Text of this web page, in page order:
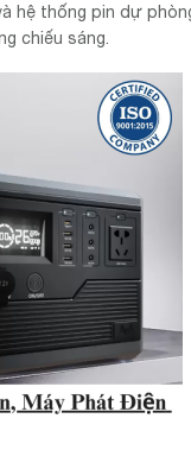
hệ thống pin dự
chiếu sáng.